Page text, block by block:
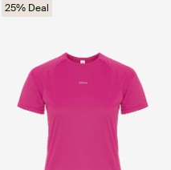
25% Deal